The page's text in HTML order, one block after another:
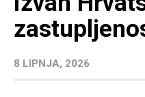
8 LIPNJA, 2026